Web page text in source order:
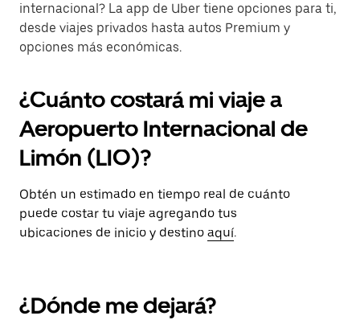
internacional? La app de Uber tiene opciones para ti,
desde viajes privados hasta autos Premium y
opciones más económicas.
¿Cuánto costará mi viaje a
Aeropuerto Internacional de
Limón (LIO)?
Obtén un estimado en tiempo real de cuánto
puede costar tu viaje agregando tus
ubicaciones de inicio y destino aquí.
¿Dónde me dejará?